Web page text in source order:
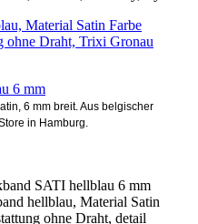
6 mm
6 mm breit. Aus belgischer
in Hamburg.